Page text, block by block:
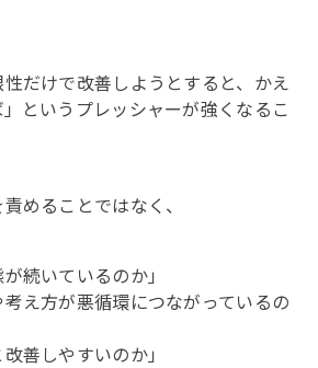
だけで改善しようとすると、かえ
というプレッシャーが強くなるこ
めることではなく、
続いているのか」
考え方が悪循環につながっているの
善しやすいのか」